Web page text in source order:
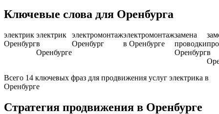
Ключевые слова для Оренбурга
электрик
Оренбург
электрик
в
Оренбурге
электромонтаж
Оренбург
электромонтаж
в Оренбурге
замена
проводки
Оренбургв
Всего 14 ключевых фраз для продвижения услуг электрика в
Оренбурге
Стратегия продвижения в Оренбурге